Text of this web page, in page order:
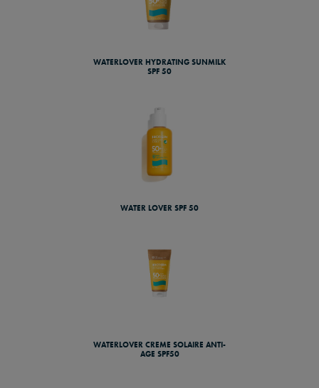
WATERLOVER HYDRATING SUNMILK
SPF 50
WATER LOVER SPF 50
WATERLOVER CREME SOLAIRE ANTI-
AGE SPF50